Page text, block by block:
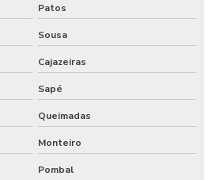
Patos
Sousa
Cajazeiras
Sapé
Queimadas
Monteiro
Pombal